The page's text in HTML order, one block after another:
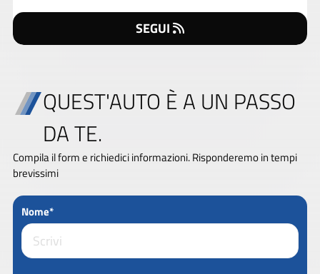
SEGUI
QUEST'AUTO È A UN PASSO
DA TE.
Compila il form e richiedici informazioni. Risponderemo in tempi
brevissimi
Nome*